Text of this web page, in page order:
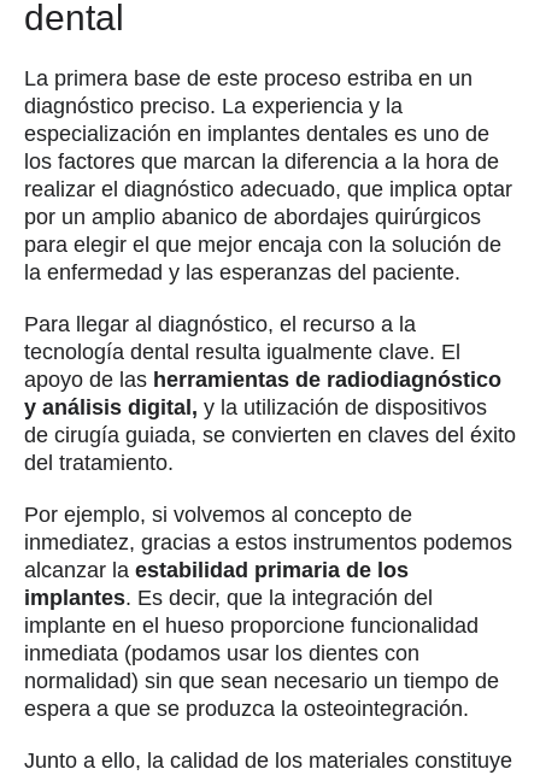
dental
La primera base de este proceso estriba en un
diagnóstico preciso. La experiencia y la
especialización en implantes dentales es uno de
los factores que marcan la diferencia a la hora de
realizar el diagnóstico adecuado, que implica optar
por un amplio abanico de abordajes quirúrgicos
para elegir el que mejor encaja con la solución de
la enfermedad y las esperanzas del paciente.
Para llegar al diagnóstico, el recurso a la
tecnología dental resulta igualmente clave. El
apoyo de las herramientas de radiodiagnóstico
y análisis digital, y la utilización de dispositivos
de cirugía guiada, se convierten en claves del éxito
del tratamiento.
Por ejemplo, si volvemos al concepto de
inmediatez, gracias a estos instrumentos podemos
alcanzar la estabilidad primaria de los
implantes. Es decir, que la integración del
implante en el hueso proporcione funcionalidad
inmediata (podamos usar los dientes con
normalidad) sin que sean necesario un tiempo de
espera a que se produzca la osteointegración.
Junto a ello, la calidad de los materiales constituye